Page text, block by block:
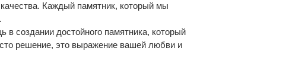
Каждый памятник, который мы
создании достойного памятника, который
решение, это выражение вашей любви и